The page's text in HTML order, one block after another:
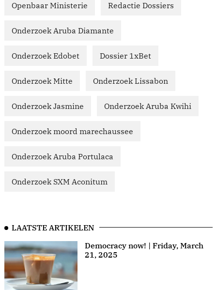
Openbaar Ministerie Redactie Dossiers
Onderzoek Aruba Diamante
Onderzoek Edobet Dossier 1xBet
Onderzoek Mitte Onderzoek Lissabon
Onderzoek Jasmine Onderzoek Aruba Kwihi
Onderzoek moord marechaussee
Onderzoek Aruba Portulaca
Onderzoek SXM Aconitum
LAATSTE ARTIKELEN
Democracy now! | Friday, March
21, 2025